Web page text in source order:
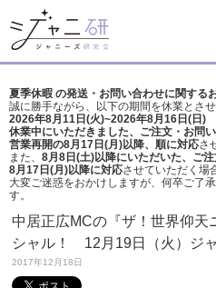
夏季休暇 の発送・お問い合わせに関する
誠に勝手ながら、以下の期間を休業とさせ
2026年8月11日(火)~2026年8月16日(日)
休業中にいただきました、ご注文・お問
営業再開の8月17日(月)以降、順に対応さ
また、 8月8日(土)以降にいただいた、ご注
8月17日(月)以降に対応させていただく場
大変ご迷惑をおかけしますが、 何卒ご了
す。
中居正広MCの『ザ！世界仰天
シャル！ 12月19日（火）ジ
2017年12月18日